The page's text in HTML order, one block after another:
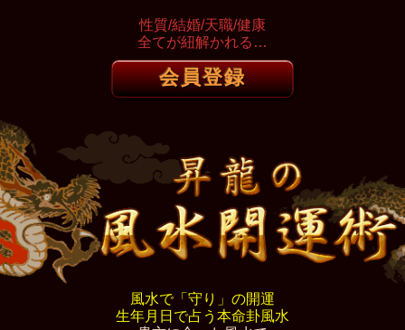
性質/結婚/天職/健康
全てが紐解かれる…
会員登録
風水で「守り」の開運
生年月日で占う本命卦風水